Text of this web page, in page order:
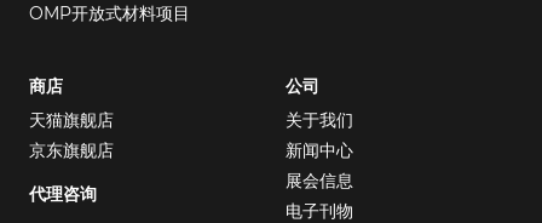
OMP开放式材料项目
商店
天猫旗舰店
京东旗舰店
代理咨询
公司
关于我们
新闻中心
展会信息
电子刊物